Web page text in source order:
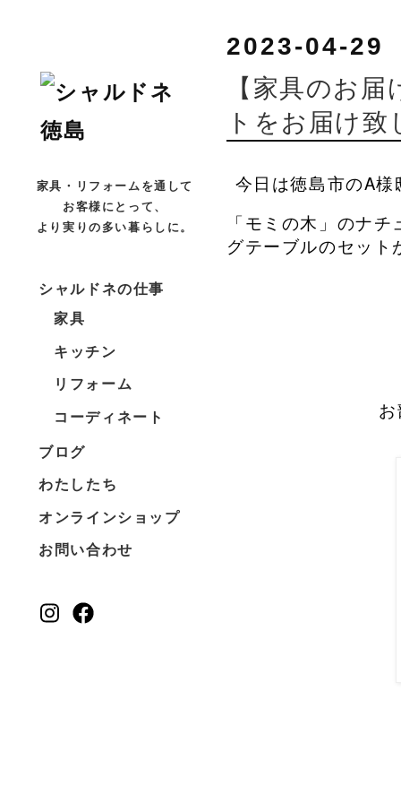
家具・リフォームを通して
お客様にとって、
より実りの多い暮らしに。
シャルドネの仕事
家具
キッチン
リフォーム
コーディネート
ブログ
わたしたち
オンラインショップ
お問い合わせ
2023-04-29
【家具のお
トをお届け
今日は徳島市のA
「モミの木」のナ
グテーブルのセッ